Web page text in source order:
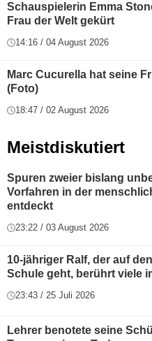
Schauspielerin Emma
Frau der Welt gekürt
14:16 / 04 August 2026
Marc Cucurella hat seine
(Foto)
18:47 / 02 August 2026
Meistdiskutiert
Spuren zweier bislang
Vorfahren in der
entdeckt
23:22 / 03 August 2026
10-jähriger Ralf, der auf
Schule geht, berührt viele
23:43 / 25 Juli 2026
Lehrer benotete seine